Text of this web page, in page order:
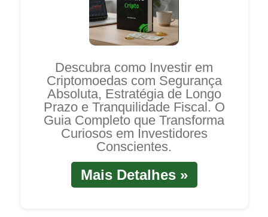
Descubra como Investir em
Criptomoedas com Segurança
Absoluta, Estratégia de Longo
Prazo e Tranquilidade Fiscal. O
Guia Completo que Transforma
Curiosos em Investidores
Conscientes.
Mais Detalhes »